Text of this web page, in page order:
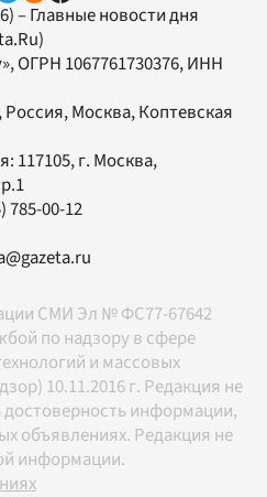
– Главные новости дня
, ОГРН 1067761730376, ИНН
Россия, Москва, Коптевская
117105, г. Москва,
785-00-12
СМИ Эл № ФС77-67642
по надзору в сфере
и массовых
10.11.2016 г. Редакция не
достоверность информации,
объявлениях. Редакция не
информации.